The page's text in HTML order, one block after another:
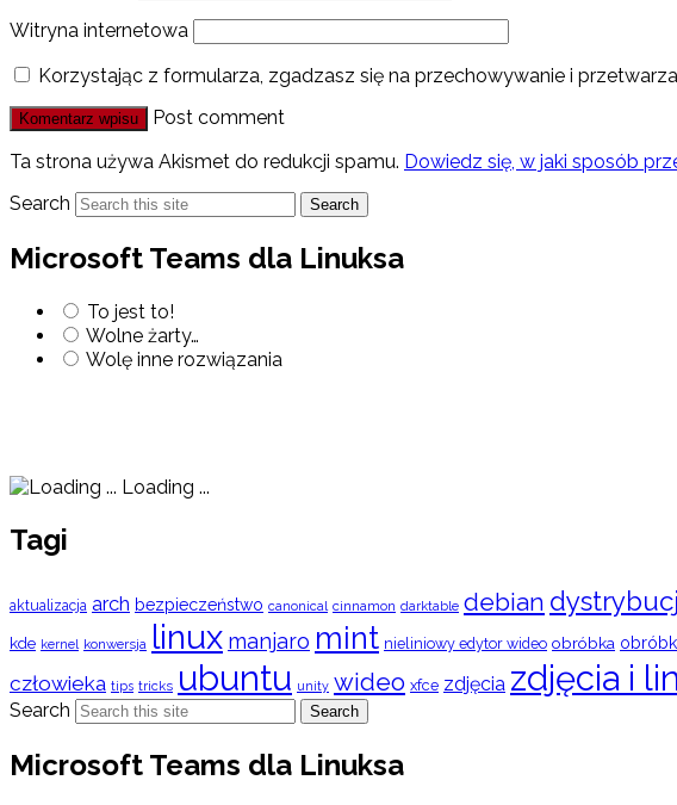
Witryna internetowa
Korzystając z formularza, zgadzasz się na przechowywanie i
Post comment
Ta strona używa Akismet do redukcji spamu. Dowiedz się, w jaki sposób
Search
Search
Microsoft Teams dla Linuksa
To jest to!
Wolne żarty…
Wolę inne rozwiązania
Loading ...
Tagi
aktualizacja arch bezpieczeństwo canonical cinnamon darktable debian
kde kernel konwersja linux manjaro mint nieliniowy edytor wideo obróbka
człowieka tips tricks ubuntu unity wideo xfce zdjęcia zdjęcia i
Search Search
Microsoft Teams dla Linuksa